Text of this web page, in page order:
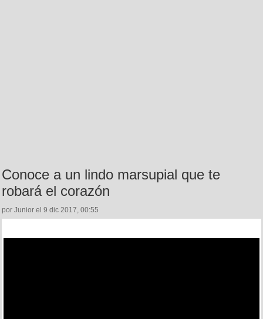
Conoce a un lindo marsupial que te
robará el corazón
por Junior el 9 dic 2017, 00:55